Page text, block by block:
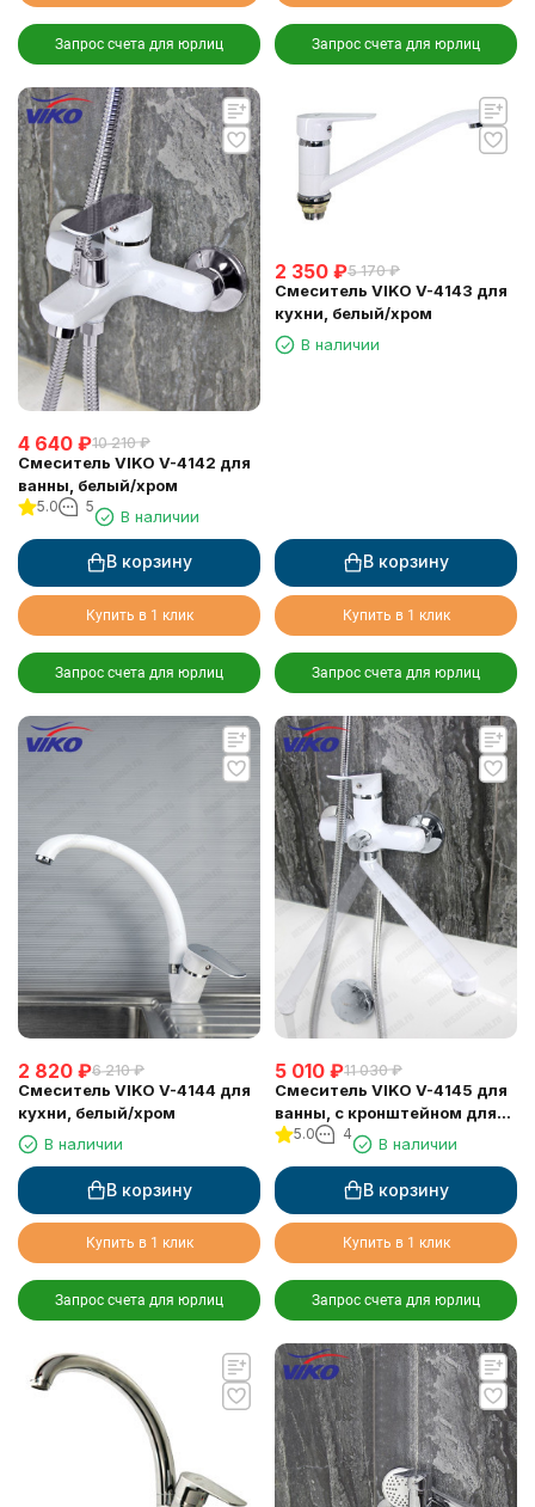
Запрос счета для юрлиц Запрос счета для юрлиц
4 640 ₽10 210 ₽
Смеситель VIKO V-4142 для
ванны, белый/хром
5.0 5
В наличии
В корзину
Купить в 1 клик
Запрос счета для юрлиц
2 350 ₽5 170 ₽
Смеситель VIKO V-4143 для
кухни, белый/хром
В наличии
В корзину
Купить в 1 клик
Запрос счета для юрлиц
2 820 ₽6 210 ₽
Смеситель VIKO V-4144 для
кухни, белый/хром
В наличии
В корзину
Купить в 1 клик
Запрос счета для юрлиц
5 010 ₽11 030 ₽
Смеситель VIKO V-4145 для
ванны, с кронштейном для
душевой лейки, белый/хром
5.0 4
В наличии
В корзину
Купить в 1 клик
Запрос счета для юрлиц